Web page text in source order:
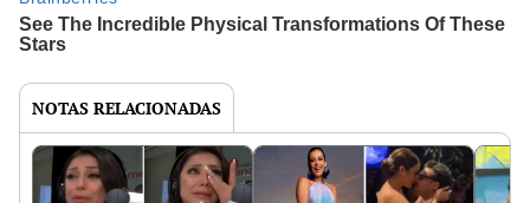
NOTAS RELACIONADAS